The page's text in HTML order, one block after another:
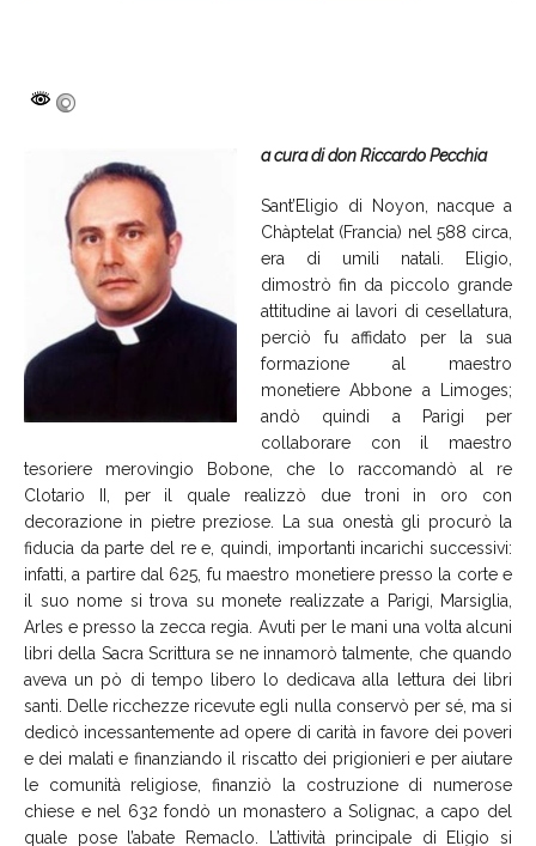
a cura di don Riccardo Pecchia
Sant’Eligio di Noyon , nacque a
Chàptelat (Francia) nel 588 circa,
era di umili natali. Eligio,
dimostrò fin da piccolo grande
attitudine ai lavori di cesellatura,
perciò fu affidato per la sua
formazione al maestro
monetiere Abbone a Limoges;
andò quindi a Parigi per
collaborare con il maestro
tesoriere merovingio Bobone, che lo raccomandò al re
Clotario II, per il quale realizzò due troni in oro con
decorazione in pietre preziose. La sua onestà gli procurò la
fiducia da parte del re e, quindi, importanti incarichi successivi:
infatti, a partire dal 625, fu maestro monetiere presso la corte e
il suo nome si trova su monete realizzate a Parigi, Marsiglia,
Arles e presso la zecca regia. Avuti per le mani una volta alcuni
libri della Sacra Scrittura se ne innamorò talmente, che quando
aveva un pò di tempo libero lo dedicava alla lettura dei libri
santi. Delle ricchezze ricevute egli nulla conservò per sé, ma si
dedicò incessantemente ad opere di carità in favore dei poveri
e dei malati e finanziando il riscatto dei prigionieri e per aiutare
le comunità religiose, finanziò la costruzione di numerose
chiese e nel 632 fondò un monastero a Solignac, a capo del
quale pose l’abate Remaclo. L’attività principale di Eligio si